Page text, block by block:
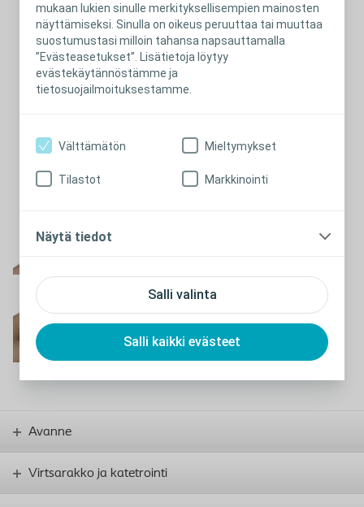
mukaan lukien sinulle merkityksellisempien mainosten
näyttämiseksi. Sinulla on oikeus peruuttaa tai muuttaa
suostumustasi milloin tahansa napsauttamalla
”Evästeasetukset”. Lisätietoja löytyy
evästekäytännöstämme ja
tietosuojailmoituksestamme.
Salli valinta
Salli kaikki evästeet
Välttämätön Mieltymykset
Tilastot Markkinointi
Näytä tiedot
Sulje
seuraaminen
Näytä video
Avanne
Virtsarakko ja katetrointi